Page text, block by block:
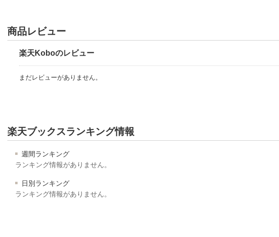
商品レビュー
楽天Koboのレビュー
まだレビューがありません。
楽天ブックスランキング情報
週間ランキング
ランキング情報がありません。
日別ランキング
ランキング情報がありません。